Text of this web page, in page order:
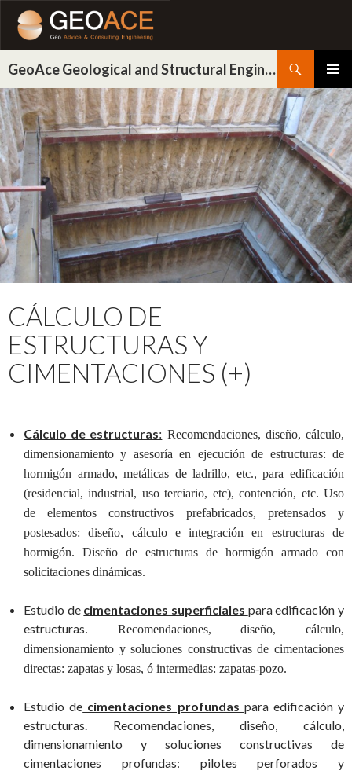
GeoAce Geological and Structural Engineering
MENÚ
AL
CONTENIDO
CÁLCULO DE
ESTRUCTURAS Y
CIMENTACIONES (+)
Cálculo de estructuras: Recomendaciones, diseño, cálculo,
dimensionamiento y asesoría en ejecución de estructuras: de
hormigón armado, metálicas de ladrillo, etc., para edificación
(residencial, industrial, uso terciario, etc), contención, etc. Uso
de elementos constructivos prefabricados, pretensados y
postesados: diseño, cálculo e integración en estructuras de
hormigón. Diseño de estructuras de hormigón armado con
solicitaciones dinámicas.
Estudio de cimentaciones superficiales para edificación y
estructuras. Recomendaciones, diseño, cálculo,
dimensionamiento y soluciones constructivas de cimentaciones
directas: zapatas y losas, ó intermedias: zapatas-pozo.
Estudio de cimentaciones profundas para edificación y
estructuras. Recomendaciones, diseño, cálculo,
dimensionamiento y soluciones constructivas de
cimentaciones profundas: pilotes perforados y